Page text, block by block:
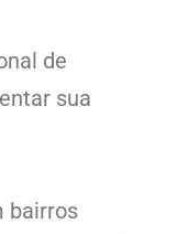
de
sua
bairros